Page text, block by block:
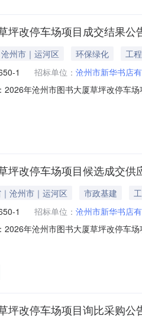
坪改停车场项目成交结果公
州市｜运河区 环保绿化
工程
1 招标单位： 沧州市新华书店
2026年沧州市图书大厦草坪改停车
坪改停车场项目候选成交供
沧州市｜运河区 市政基建
1 招标单位： 沧州市新华书店
2026年沧州市图书大厦草坪改停车
坪改停车场项目询比采购公